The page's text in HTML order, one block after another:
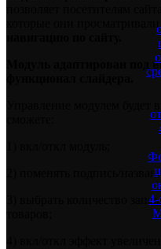
4-
позволяет посетителям
которые они
Модуль адаптирован под
Управление модулем будет
2) поменять подпись/
3) выбрать количество
4) вкл/откл эффект